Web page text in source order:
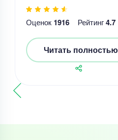
Оценок 1916 Рейтинг4.7
Читать полностью